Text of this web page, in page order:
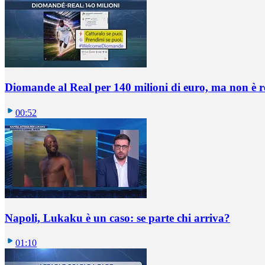
Diomande al Real per 140 milioni di euro, ma non è
00:52
Napoli, Lukaku è un caso: se parte chi arriva?
01:10